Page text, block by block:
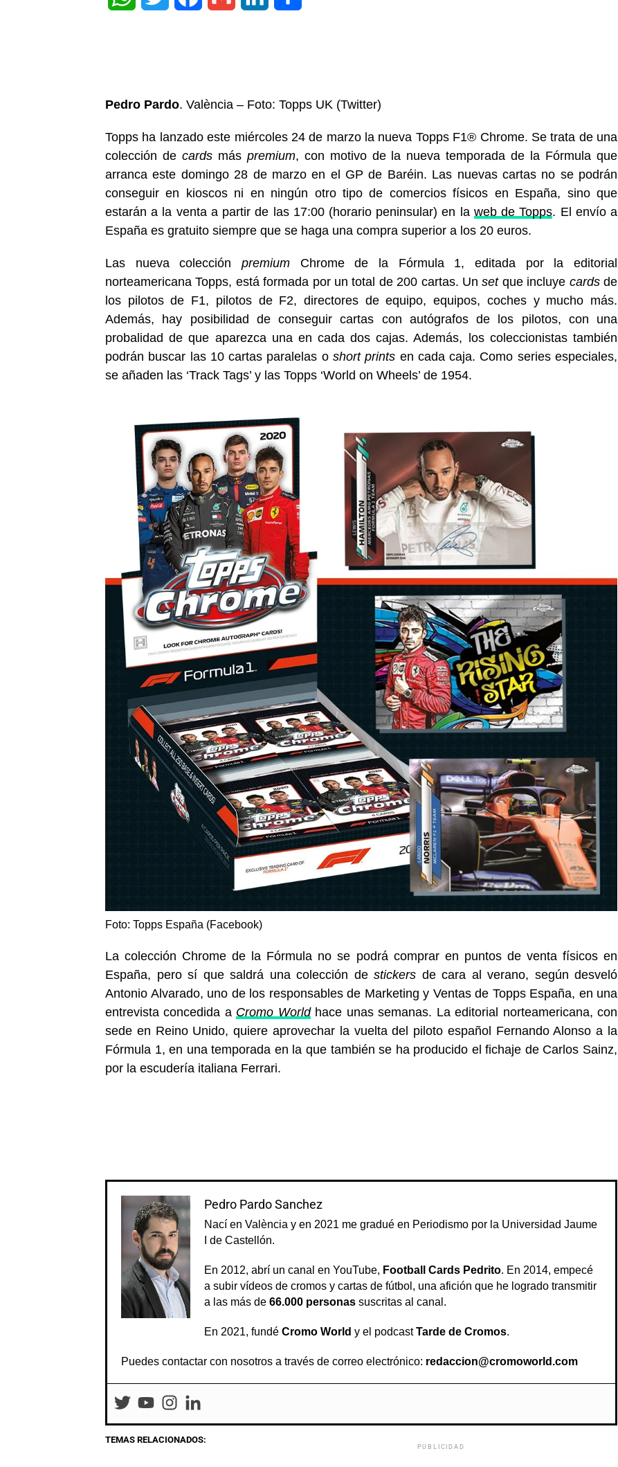
Pedro Pardo. València – Foto: Topps UK (Twitter)
Topps ha lanzado este miércoles 24 de marzo la nueva Topps F1® Chrome. Se trata de una
colección de cardsmás premium, con motivo de la nueva temporada de la Fórmula que
arranca este domingo 28 de marzo en el GP de Baréin. Las nuevas cartas no se podrán
conseguir en kioscos ni en ningún otro tipo de comercios físicos en España, sino que
estarán a la venta a partir de las 17:00 (horario peninsular) en la web de Topps. El envío a
España es gratuito siempre que se haga una compra superior a los 20 euros.
Las nueva colección premium Chrome de la Fórmula 1, editada por la editorial
norteamericana Topps, está formada por un total de 200 cartas. Unsetque incluye cardsde
los pilotos de F1, pilotos de F2, directores de equipo, equipos, coches y mucho más.
Además, hay posibilidad de conseguir cartas con autógrafos de los pilotos, con una
probalidad de que aparezca una en cada dos cajas. Además, los coleccionistas también
podrán buscar las 10 cartas paralelas o short prints en cada caja. Como series especiales,
se añaden las ‘Track Tags’ y las Topps ‘World on Wheels’ de 1954.
Foto: Topps España (Facebook)
La colección Chrome de la Fórmula no se podrá comprar en puntos de venta físicos en
España, pero sí que saldrá una colección de stickers de cara al verano, según desveló
Antonio Alvarado, uno de los responsables de Marketing y Ventas de Topps España, en una
entrevista concedida a Cromo Worldhace unas semanas. La editorial norteamericana, con
sede en Reino Unido, quiere aprovechar la vuelta del piloto español Fernando Alonso a la
Fórmula 1, en una temporada en la que también se ha producido el fichaje de Carlos Sainz,
por la escudería italiana Ferrari.
Pedro Pardo Sanchez
Nací en València y en 2021 me gradué en Periodismo por la Universidad Jaume
I de Castellón.
En 2012, abrí un canal en YouTube, Football Cards Pedrito. En 2014, empecé
a subir vídeos de cromos y cartas de fútbol, una afición que he logrado transmitir
a las más de 66.000 personas suscritas al canal.
En 2021, fundé Cromo World y el podcastTarde de Cromos.
Puedes contactar con nosotros a través de correo electrónico: redaccion@cromoworld.com
TEMAS RELACIONADOS:
PUBLICIDAD